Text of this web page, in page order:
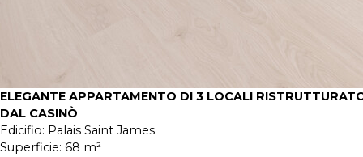
ELEGANTE APPARTAMENTO DI 3 LOCALI
DAL CASINÒ
Edicifio: Palais Saint James
Superficie: 68 m²